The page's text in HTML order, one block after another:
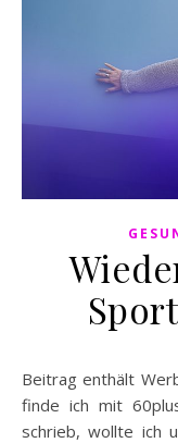
Beitrag enthält Werbung Wie ich in meinem Beitrag „Wie
finde ich mit
schrieb, wollte ich